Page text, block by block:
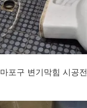
마포구 변기막힘 시공전